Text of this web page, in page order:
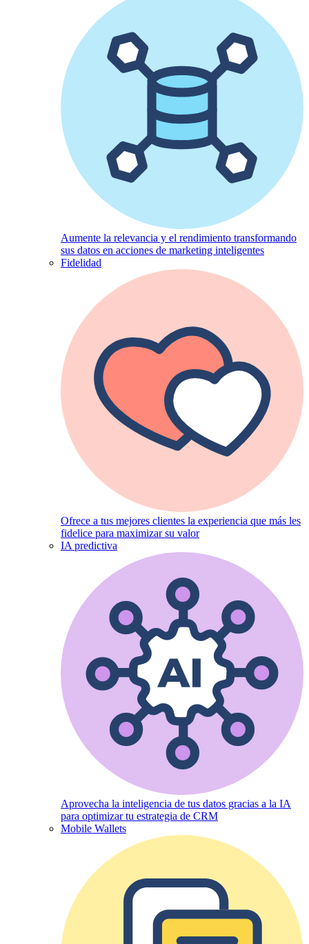
Aumente la relevancia y el rendimiento transformando
sus datos en acciones de marketing inteligentes
Fidelidad
Ofrece a tus mejores clientes la experiencia que más les
fidelice para maximizar su valor
IA predictiva
Aprovecha la inteligencia de tus datos gracias a la IA
para optimizar tu estrategia de CRM
Mobile Wallets